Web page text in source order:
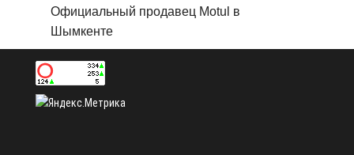
Официальный продавец Motul в
Шымкенте